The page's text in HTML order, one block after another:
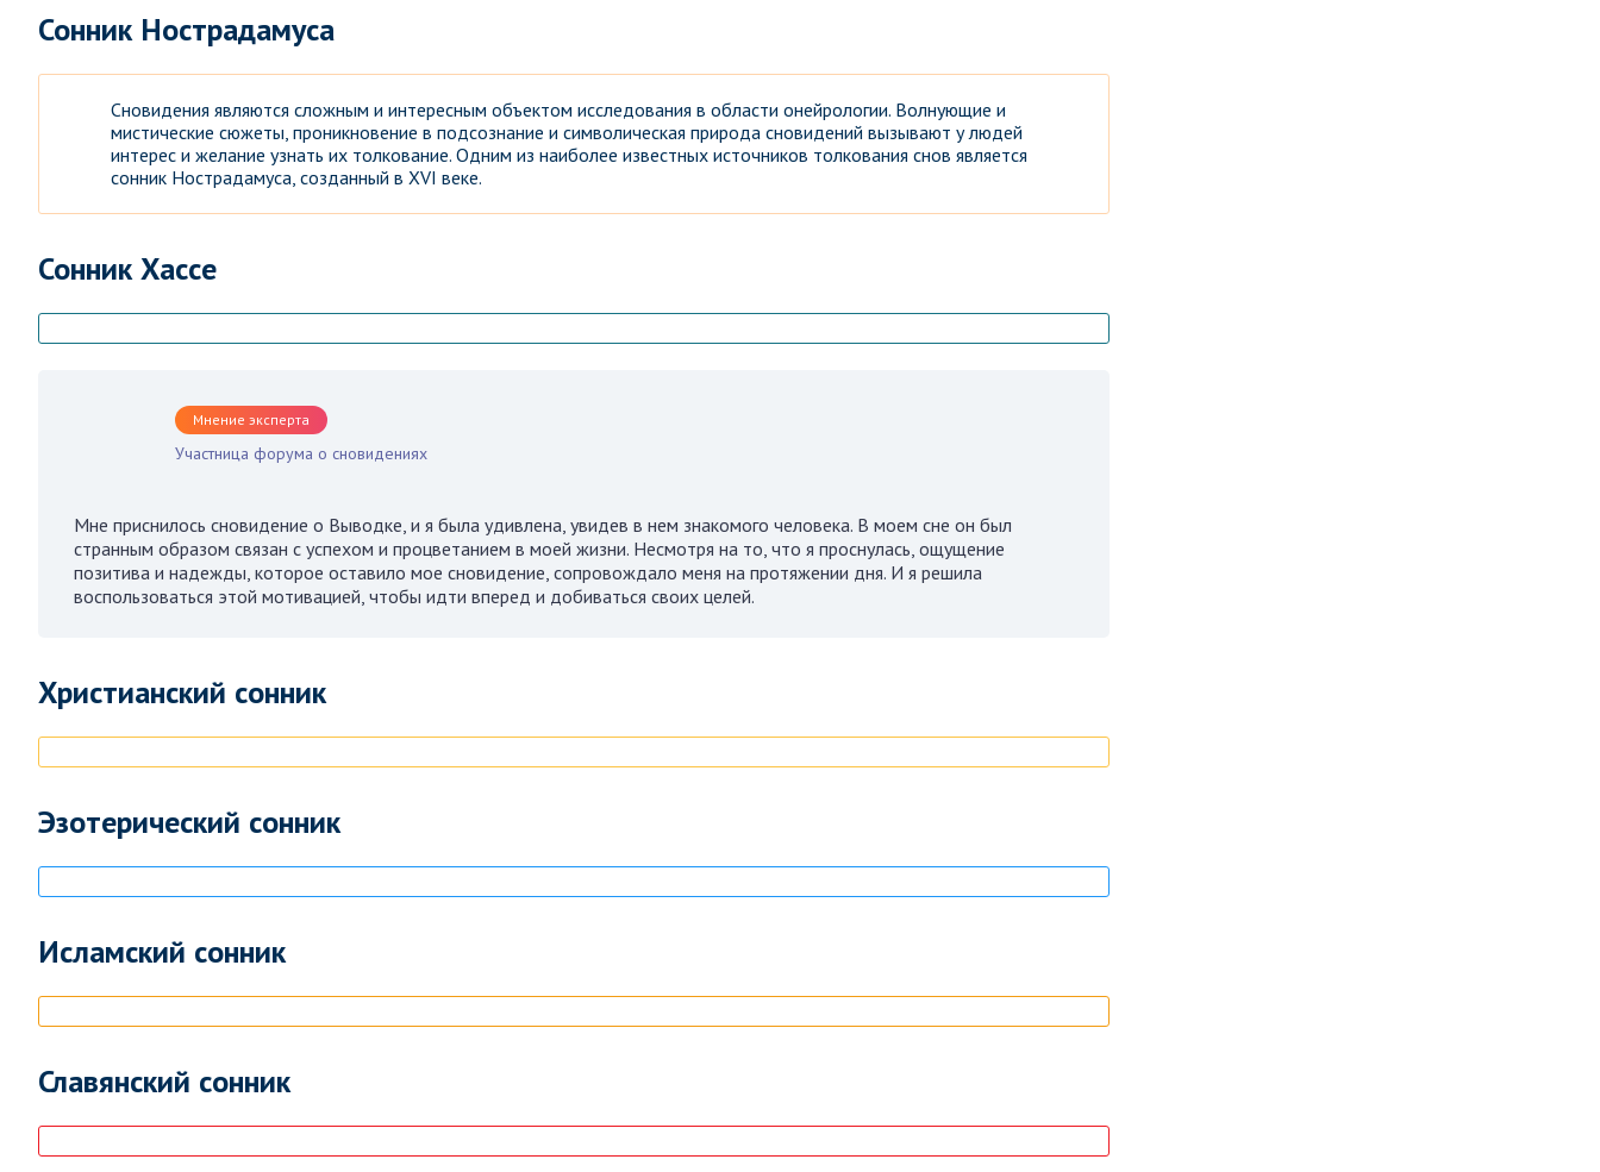
Сонник Нострадамуса
Сновидения являются сложным и интересным объектом исследования в области онейрологии. Волнующие и
мистические сюжеты, проникновение в подсознание и символическая природа сновидений вызывают у людей
интерес и желание узнать их толкование. Одним из наиболее известных источников толкования снов является
сонник Нострадамуса, созданный в XVI веке.
Сонник Хассе
Мнение эксперта
Участница форума о сновидениях
Мне приснилось сновидение о Выводке, и я была удивлена, увидев в нем знакомого человека. В моем сне он был
странным образом связан с успехом и процветанием в моей жизни. Несмотря на то, что я проснулась, ощущение
позитива и надежды, которое оставило мое сновидение, сопровождало меня на протяжении дня. И я решила
воспользоваться этой мотивацией, чтобы идти вперед и добиваться своих целей.
Христианский сонник
Эзотерический сонник
Исламский сонник
Славянский сонник